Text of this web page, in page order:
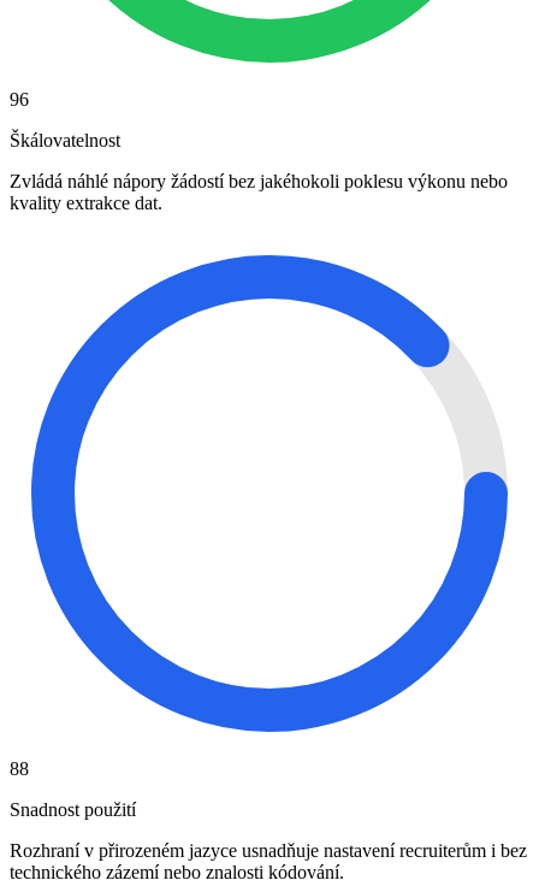
96
Škálovatelnost
Zvládá náhlé nápory žádostí bez jakéhokoli poklesu výkonu nebo
kvality extrakce dat.
88
Snadnost použití
Rozhraní v přirozeném jazyce usnadňuje nastavení recruiterům i bez
technického zázemí nebo znalosti kódování.